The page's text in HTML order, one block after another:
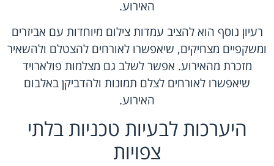
האירוע.
רעיון נוסף הוא להציב עמדות צילום מיוחדות עם אביזרים
ומשקפיים מצחיקים, שיאפשרו לאורחים להצטלם ולהשאיר
מזכרת מהאירוע. אפשר לשלב גם מצלמות פולארויד
שיאפשרו לאורחים לצלם תמונות ולהדביקן באלבום
האירוע.
היערכות לבעיות טכניות בלתי
צפויות